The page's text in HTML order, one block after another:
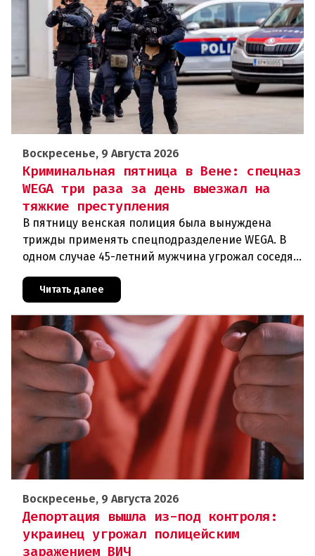
Воскресенье, 9 Августа 2026
Криминальная пятница в Вене: спецназ
WEGA три раза за день выезжал на
тяжкие преступления
В пятницу венская полиция была вынуждена
трижды применять спецподразделение WEGA. В
одном случае 45-летний мужчина угрожал соседям
набросился на родственника
Читать далее
Воскресенье, 9 Августа 2026
Депортация вышла из-под контроля:
украинец угрожал полицейским
заражением ВИЧ